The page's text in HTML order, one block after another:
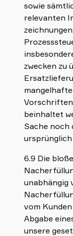
sowie
relevanten
zwecken zu
Vorschriften
beinhaltet
Sache noch
6.9 Die
unabhängig
vom
Abgabe
unsere